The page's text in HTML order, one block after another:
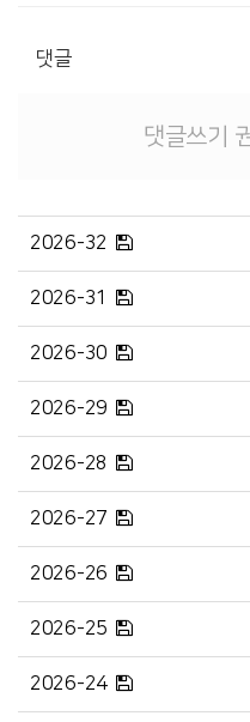
댓글
댓글쓰기
2026-32
2026-31
2026-30
2026-29
2026-28
2026-27
2026-26
2026-25
2026-24